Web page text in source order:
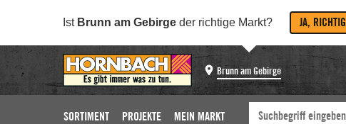
Ist Brunn am Gebirge der richtige Markt? JA, RICHTIG
Brunn am Gebirge
SORTIMENT PROJEKTE MEIN MARKT